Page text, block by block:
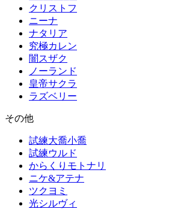
クリストフ
ニーナ
ナタリア
究極カレン
闇スザク
ノーランド
皇帝サクラ
ラズベリー
その他
試練大喬小喬
試練ウルド
からくりモトナリ
ニケ&アテナ
ツクヨミ
光シルヴィ